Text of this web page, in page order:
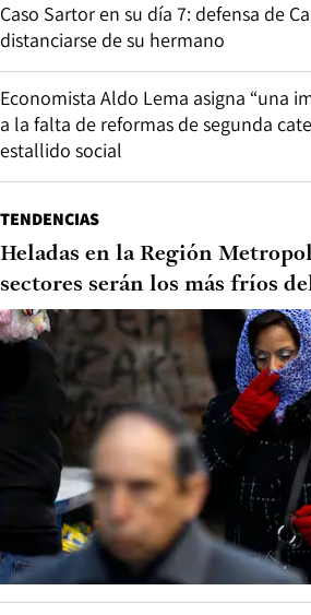
Caso Sartor en su día 7: defensa de
distanciarse de su hermano
Economista Aldo Lema asigna “una
a la falta de reformas de segunda
estallido social
TENDENCIAS
Heladas en la Región
sectores serán los más fríos